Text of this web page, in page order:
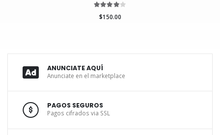
$150.00
ANUNCIATE AQUÍ
Anunciate en el marketplace
PAGOS SEGUROS
Pagos cifrados via SSL